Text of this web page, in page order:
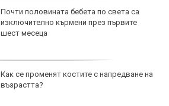
Почти половината бебета по света са
изключително кърмени през първите
шест месеца
Как се променят костите с напредване на
възрастта?